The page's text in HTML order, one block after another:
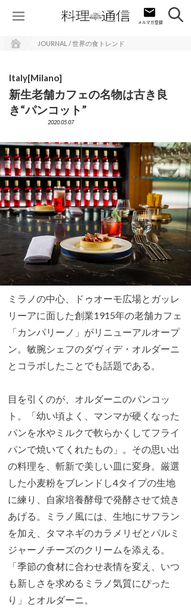
JOURNAL / 世界の食トレンド
Italy[Milano]
新生老舗カフェの名物は古き良
き“パンコット”
2020.05.07
ミラノの中心、ドゥオーモ広場とガッレ
リーアに面した創業1915年の老舗カフェ
「カンパリーノ」がリニューアルオープ
ン。敏腕シェフのダヴィデ・オルダーニ
とコラボしたことでも話題である。
目を引くのが、オルダーニのパンコッ
ト。「幼い頃よく、マンマが硬くなった
パンを水やミルクで軟らかくしてフライ
パンで焼いてくれたもの」。その思い出
の料理を、斬新で美しい皿に変身。厳選
した小麦粉をブレンドし4タイプの生地
に練り、自家培養酵母で発酵させて焼き
あげる。ミラノ風には、生地にサフラン
を加え、タマネギのカラメリゼとパルミ
ジャーノチーズのクリームを添える。
「季節の食材に合わせ表情を変え、いつ
も新しさを求めるミラノ気質にぴった
り」とオルダーニ。